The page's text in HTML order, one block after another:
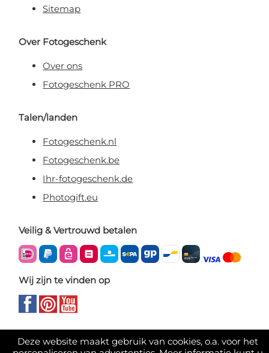
Deze website maakt gebruik van cookies, o.a. voor het
Sitemap
Over Fotogeschenk
Over ons
Fotogeschenk PRO
Talen/landen
Fotogeschenk.nl
Fotogeschenk.be
Ihr-fotogeschenk.de
Photogift.eu
Veilig & Vertrouwd betalen
Wij zijn te vinden op